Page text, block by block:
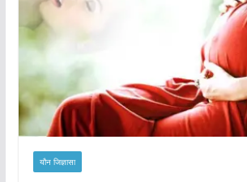
यौन जिज्ञासा